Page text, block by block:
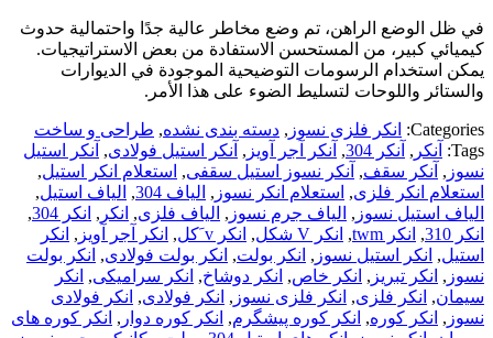
في ظل الوضع الراهن، تم وضع مخاطر عالية جدًا واحتمالية حدوث
كيميائي كبير، من المستحسن الاستفادة من بعض الاستراتيجيات.
يمكن استخدام الرسومات التوضيحية الموجودة في الديوارات
والستائر واللوحات لتسليط الضوء على هذا الأمر.
Categories: انکر فلزی نسوز , دسته بندی نشده, طراحی و ساخت
Tags:
آنکر , آنکر 304 , آنکر آجر آویز , آنکر استیل فولادی, آنکر استیل
نسوز , آنکر سقف, آنکر نسوز استیل سقفی, استعلام انکر استیل,
استعلام انکر فلزی, استعلام انکر نسوز , الیاف 304 , الیاف استیل,
الیاف استیل نسوز , الیاف جرم نسوز , الیاف فلزی, انکر , انکر 304
,
انکر 310
, انکر twm , انکر V شکل , انکر v َکل , انکر آجر آویز , انکر
استیل, انکر استیل نسوز , انکر بولت, انکر بولت فولادی, انکر بولت
نسوز , انکر تبریز , انکر خاص, انکر دوشاخ, انکر سرامیکی, انکر
سیمان, انکر فلزی, انکر فلزی نسوز , انکر فولادی, انکر فولادی
نسوز , انکر کوره, انکر کوره پیشگرم, انکر کوره دوار , انکر کوره های